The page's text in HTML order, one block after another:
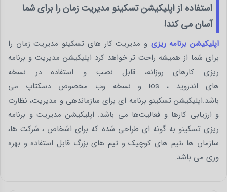
استفاده از اپلیکیشن تسکینو مدیریت زمان را برای شما
آسان می کند!
اپلیکیشن برنامه ریزیو مدیریت کار های تسکینو مدیریت زمان را
برای شما از همیشه راحت تر خواهد کرد اپلیکیشن مدیریت و برنامه
ریزی کارهای روزانه، قابل نصب و استفاده در نسخه
های اندروید ، ios و نسخه وب مخصوص دسکتاپ می
باشد.اپلیکیشن تسکینو برنامه ای برای سازماندهی و مدیریت، نظارت
و ارزیابی کارها و فعالیت‌ها می باشد. اپلیکیشن مدیریت و برنامه
ریزی تسکینو به گونه ای طراحی شده که برای اشخاص ، شرکت ها،
سازمان ها ،تیم های کوچیک و تیم های بزرگ قابل استفاده و بهره
وری می باشد.